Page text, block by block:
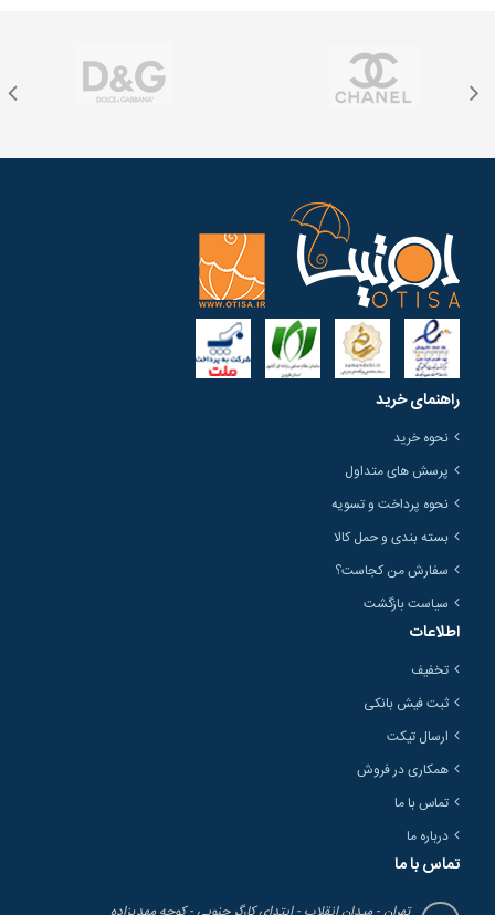
راهنمای خرید
نحوه خرید
پرسش های متداول
نحوه پرداخت و تسویه
بسته بندی و حمل کالا
سفارش من کجاست؟
سیاست بازگشت
اطلاعات
تخفیف
ثبت فیش بانکی
ارسال تیکت
همکاری در فروش
تماس با ما
درباره ما
تماس با ما